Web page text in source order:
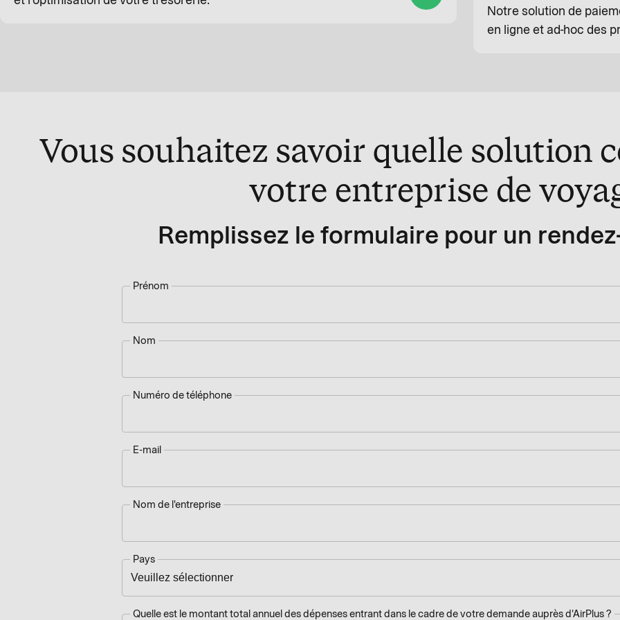
Notre solution de paiement
en ligne et ad-hoc des
Vous souhaitez savoir quelle solution
votre entreprise de
Remplissez le formulaire pour un
Prénom
Nom
Numéro de téléphone
E-mail
Nom de l'entreprise
Pays
Quelle est le montant total annuel des dépenses entrant dans le cadre de votre demande auprès d'AirPlus ?